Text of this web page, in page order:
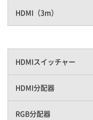
HDMI（3m）
HDMIスイッチャー
HDMI分配器
RGB分配器